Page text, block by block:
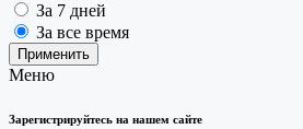
За 7 дней
За все время
Применить
Меню
Зарегистрируйтесь на нашем сайте